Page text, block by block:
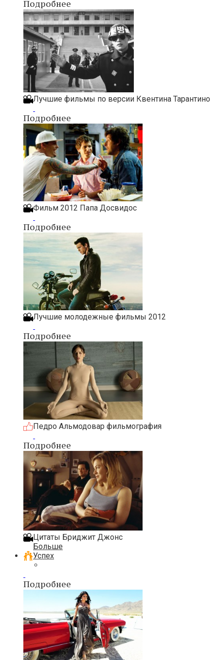
Подробнее
Лучшие фильмы по версии Квентина Тарантино
Подробнее
Фильм 2012 Папа Досвидос
Подробнее
Лучшие молодежные фильмы 2012
Подробнее
Педро Альмодовар фильмография
Подробнее
Цитаты Бриджит Джонс
Больше
Успех
Подробнее